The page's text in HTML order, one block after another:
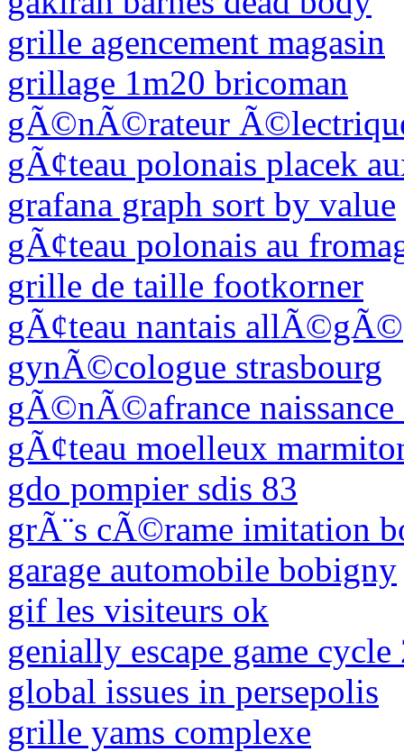
grille agencement magasin
grillage 1m20 bricoman
gÃ©nÃ©rateur
gÃ¢teau polonais placek
grafana graph sort by value
gÃ¢teau polonais au
grille de taille footkorner
gÃ¢teau nantais allÃ©gÃ©
gynÃ©cologue strasbourg
gÃ©nÃ©afrance naissance
gÃ¢teau moelleux
gdo pompier sdis 83
grÃ¨s cÃ©rame imitation
garage automobile bobigny
gif les visiteurs ok
genially escape game cycle
global issues in persepolis
grille yams complexe